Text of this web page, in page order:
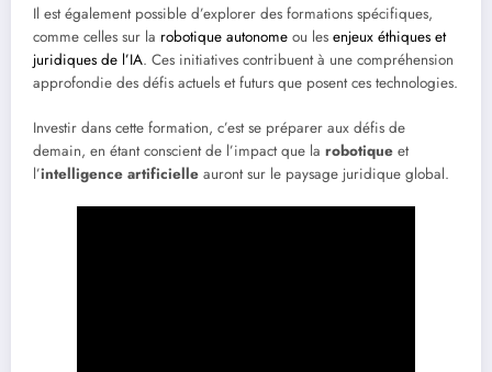
Il est également possible d’explorer des formations spécifiques,
comme celles sur la robotique autonome ou les enjeux éthiques et
juridiques de l’IA. Ces initiatives contribuent à une compréhension
approfondie des défis actuels et futurs que posent ces technologies.
Investir dans cette formation, c’est se préparer aux défis de
demain, en étant conscient de l’impact que la robotique et
l’intelligence artificielle auront sur le paysage juridique global.